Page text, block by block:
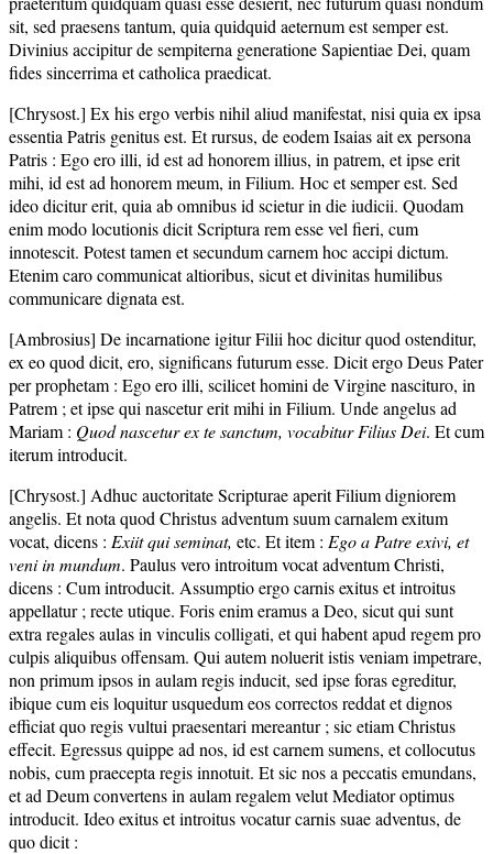
sit, sed praesens tantum, quia quidquid aeternum est semper est.
Divinius accipitur de sempiterna generatione Sapientiae Dei, quam
fides sincerrima et catholica praedicat.
[Chrysost.] Ex his ergo verbis nihil aliud manifestat, nisi quia ex ipsa
essentia Patris genitus est. Et rursus, de eodem Isaias ait ex persona
Patris : Ego ero illi, id est ad honorem illius, in patrem, et ipse erit
mihi, id est ad honorem meum, in Filium. Hoc et semper est. Sed
ideo dicitur erit, quia ab omnibus id scietur in die iudicii. Quodam
enim modo locutionis dicit Scriptura rem esse vel fieri, cum
innotescit. Potest tamen et secundum carnem hoc accipi dictum.
Etenim caro communicat altioribus, sicut et divinitas humilibus
communicare dignata est.
[Ambrosius] De incarnatione igitur Filii hoc dicitur quod ostenditur,
ex eo quod dicit, ero, significans futurum esse. Dicit ergo Deus Pater
per prophetam : Ego ero illi, scilicet homini de Virgine nascituro, in
Patrem ; et ipse qui nascetur erit mihi in Filium. Unde angelus ad
Mariam : Quod nascetur ex te sanctum, vocabitur Filius Dei. Et cum
iterum introducit.
[Chrysost.] Adhuc auctoritate Scripturae aperit Filium digniorem
angelis. Et nota quod Christus adventum suum carnalem exitum
vocat, dicens : Exiit qui seminat, etc. Et item : Ego a Patre exivi, et
veni in mundum. Paulus vero introitum vocat adventum Christi,
dicens : Cum introducit. Assumptio ergo carnis exitus et introitus
appellatur ; recte utique. Foris enim eramus a Deo, sicut qui sunt
extra regales aulas in vinculis colligati, et qui habent apud regem pro
culpis aliquibus offensam. Qui autem noluerit istis veniam impetrare,
non primum ipsos in aulam regis inducit, sed ipse foras egreditur,
ibique cum eis loquitur usquedum eos correctos reddat et dignos
efficiat quo regis vultui praesentari mereantur ; sic etiam Christus
effecit. Egressus quippe ad nos, id est carnem sumens, et collocutus
nobis, cum praecepta regis innotuit. Et sic nos a peccatis emundans,
et ad Deum convertens in aulam regalem velut Mediator optimus
introducit. Ideo exitus et introitus vocatur carnis suae adventus, de
quo dicit :